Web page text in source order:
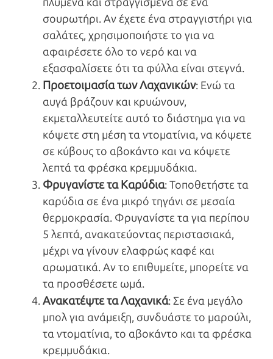
σουρωτήρι. Αν έχετε ένα στραγγιστήρι για
σαλάτες, χρησιμοποιήστε το για να
αφαιρέσετε όλο το νερό και να
εξασφαλίσετε ότι τα φύλλα είναι στεγνά.
Προετοιμασία των Λαχανικών: Ενώ τα
αυγά βράζουν και κρυώνουν,
εκμεταλλευτείτε αυτό το διάστημα για να
κόψετε στη μέση τα ντοματίνια, να κόψετε
σε κύβους το αβοκάντο και να κόψετε
λεπτά τα φρέσκα κρεμμυδάκια.
Φρυγανίστε τα Καρύδια: Τοποθετήστε τα
καρύδια σε ένα μικρό τηγάνι σε μεσαία
θερμοκρασία. Φρυγανίστε τα για περίπου
5 λεπτά, ανακατεύοντας περιστασιακά,
μέχρι να γίνουν ελαφρώς καφέ και
αρωματικά. Αν το επιθυμείτε, μπορείτε να
τα προσθέσετε ωμά.
Ανακατέψτε τα Λαχανικά: Σε ένα μεγάλο
μπολ για ανάμειξη, συνδυάστε το μαρούλι,
τα ντοματίνια, το αβοκάντο και τα φρέσκα
κρεμμυδάκια.